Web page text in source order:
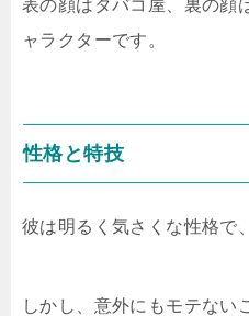
表の顔はタバコ屋、裏の顔
ャラクターです。
性格と特技
彼は明るく気さくな性格で
しかし、意外にもモテない